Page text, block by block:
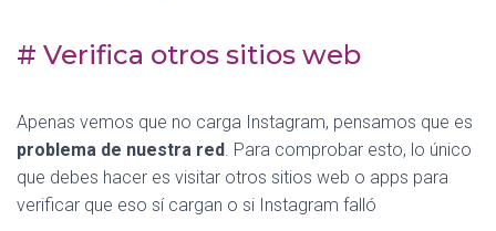
# Verifica otros sitios web
Apenas vemos que no carga Instagram, pensamos que es
problema de nuestra red. Para comprobar esto, lo único
que debes hacer es visitar otros sitios web o apps para
verificar que eso sí cargan o si Instagram falló